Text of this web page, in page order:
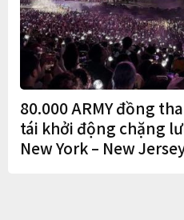
80.000 ARMY đồng
tái khởi động chặng
New York – New